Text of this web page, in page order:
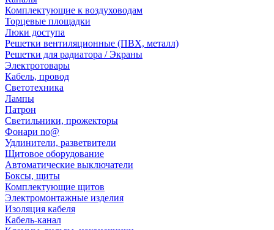
Комплектующие к воздуховодам
Торцевые площадки
Люки доступа
Решетки вентиляционные (ПВХ, металл)
Решетки для радиатора / Экраны
Электротовары
Кабель, провод
Светотехника
Лампы
Патрон
Светильники, прожекторы
Фонари no@
Удлинители, разветвители
Щитовое оборудование
Автоматические выключатели
Боксы, щиты
Комплектующие щитов
Электромонтажные изделия
Изоляция кабеля
Кабель-канал